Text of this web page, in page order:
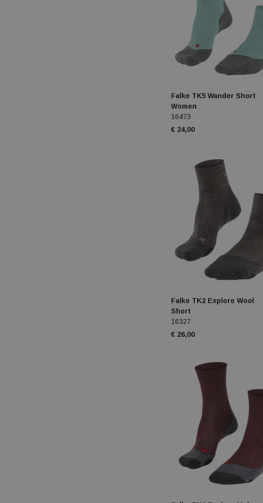
Falke TK5 Wander Short
Women
16473
€ 24,00
Falke TK2 Explore Wool
Short
16327
€ 26,00